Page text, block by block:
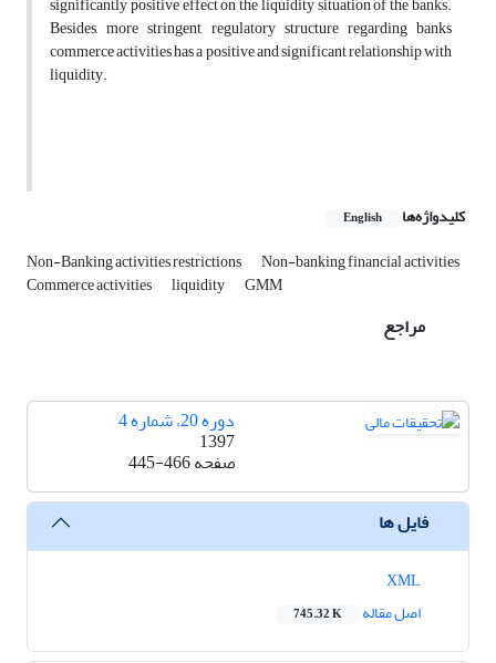
Besides, more stringent regulatory structure regarding banks
commerce activities has a positive and significant relationship with
liquidity.
کلیدواژه‌ها English
Non-Banking activities restrictions Non-banking financial activities
Commerce activities liquidity GMM
مراجع
دوره 20، شماره 4
1397
صفحه445-466
فایل ها
اصل مقاله
745.32 K